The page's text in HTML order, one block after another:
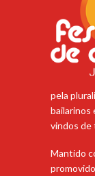
pela
bailarinos
vindos de
Mantido